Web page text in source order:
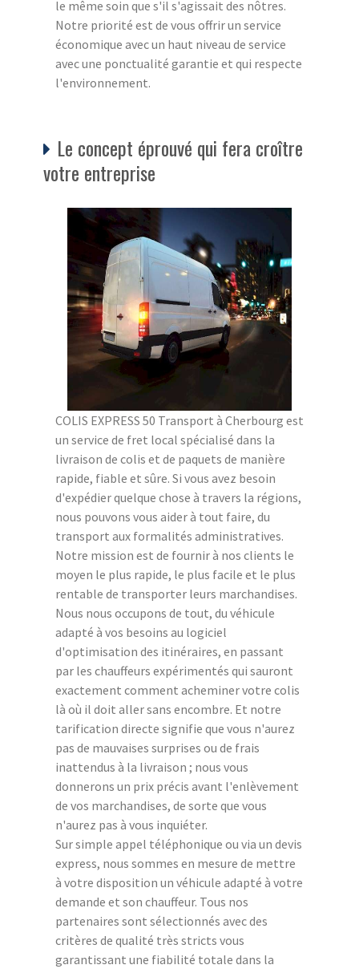
le même soin que s'il s'agissait des nôtres.
Notre priorité est de vous offrir un service
économique avec un haut niveau de service
avec une ponctualité garantie et qui respecte
l'environnement.
Le concept éprouvé qui fera croître
votre entreprise
COLIS EXPRESS 50 Transport à Cherbourg est
un service de fret local spécialisé dans la
livraison de colis et de paquets de manière
rapide, fiable et sûre. Si vous avez besoin
d'expédier quelque chose à travers la régions,
nous pouvons vous aider à tout faire, du
transport aux formalités administratives.
Notre mission est de fournir à nos clients le
moyen le plus rapide, le plus facile et le plus
rentable de transporter leurs marchandises.
Nous nous occupons de tout, du véhicule
adapté à vos besoins au logiciel
d'optimisation des itinéraires, en passant
par les chauffeurs expérimentés qui sauront
exactement comment acheminer votre colis
là où il doit aller sans encombre. Et notre
tarification directe signifie que vous n'aurez
pas de mauvaises surprises ou de frais
inattendus à la livraison ; nous vous
donnerons un prix précis avant l'enlèvement
de vos marchandises, de sorte que vous
n'aurez pas à vous inquiéter.
Sur simple appel téléphonique ou via un devis
express, nous sommes en mesure de mettre
à votre disposition un véhicule adapté à votre
demande et son chauffeur. Tous nos
partenaires sont sélectionnés avec des
critères de qualité très stricts vous
garantissant une fiabilité totale dans la